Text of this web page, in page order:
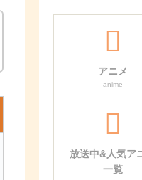
アニメ
anime
放送中&人気ア
一覧